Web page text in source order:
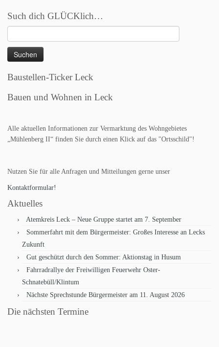
Such dich GLÜCKlich…
nach:
Baustellen-Ticker Leck
Bauen und Wohnen in Leck
Alle aktuellen Informationen zur Vermarktung des Wohngebietes
„Mühlenberg II“ finden Sie durch einen Klick auf das "Ortsschild"!
Nutzen Sie für alle Anfragen und Mitteilungen gerne unser
Kontaktformular!
Aktuelles
Atemkreis Leck – Neue Gruppe startet am 7. September
Sommerfahrt mit dem Bürgermeister: Großes Interesse an Lecks
Zukunft
Gut geschützt durch den Sommer: Aktionstag in Husum
Fahrradrallye der Freiwilligen Feuerwehr Oster-
Schnatebüll/Klintum
Nächste Sprechstunde Bürgermeister am 11. August 2026
Die nächsten Termine